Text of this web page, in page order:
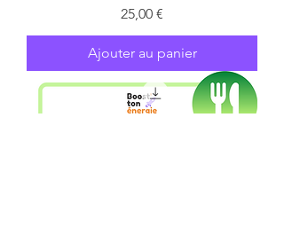
Prix
25,00 €
Ajouter au panier